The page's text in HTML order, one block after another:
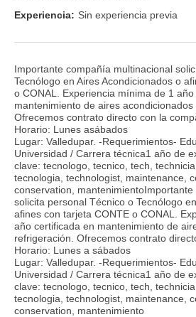
Experiencia: Sin experiencia previa
Importante compañía multinacional
Tecnólogo en Aires Acondicionados o
o CONAL. Experiencia mínima de 1
mantenimiento de aires acondicionados
Ofrecemos contrato directo con la
Horario: Lunes asábados
Lugar: Valledupar. -Requerimientos-
Universidad / Carrera técnica1 año de
clave: tecnologo, tecnico, tech,
tecnologia, technologist, maintenance,
conservation,
solicita personal Técnico o Tecnólogo
afines con tarjeta CONTE o CONAL.
año certificada en mantenimiento de
refrigeración. Ofrecemos contrato
Horario: Lunes a sábados
Lugar: Valledupar. -Requerimientos-
Universidad / Carrera técnica1 año de
clave: tecnologo, tecnico, tech,
tecnologia, technologist, maintenance,
conservation, mantenimiento